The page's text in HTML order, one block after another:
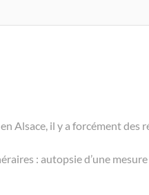
Alsace, il y a forcément des
: autopsie d’une